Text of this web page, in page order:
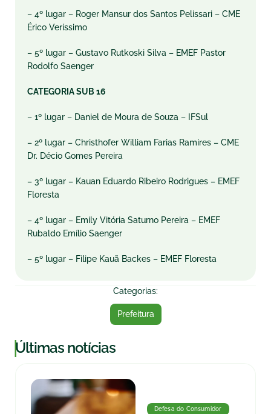
– 4º lugar – Roger Mansur dos Santos Pelissari – CME
Érico Veríssimo
– 5º lugar – Gustavo Rutkoski Silva – EMEF Pastor
Rodolfo Saenger
CATEGORIA SUB 16
– 1º lugar – Daniel de Moura de Souza – IFSul
– 2º lugar – Christhofer William Farias Ramires – CME
Dr. Décio Gomes Pereira
– 3º lugar – Kauan Eduardo Ribeiro Rodrigues – EMEF
Floresta
– 4º lugar – Emily Vitória Saturno Pereira – EMEF
Rubaldo Emílio Saenger
– 5º lugar – Filipe Kauã Backes – EMEF Floresta
Categorias:
Prefeitura
|Últimas notícias
Defesa do Consumidor